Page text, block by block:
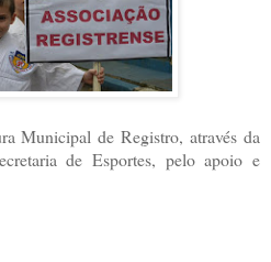
Municipal de Registro, através da
de Esportes, pelo apoio e